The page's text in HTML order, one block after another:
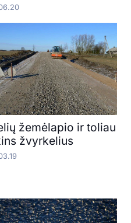
žemėlapio ir toliau
žvyrkelius